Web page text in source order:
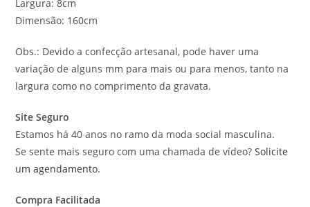
Largura: 8cm
Dimensão: 160cm
Obs.: Devido a confecção artesanal, pode haver uma
variação de alguns mm para mais ou para menos, tanto na
largura como no comprimento da gravata.
Site Seguro
Estamos há 40 anos no ramo da moda social masculina.
Se sente mais seguro com uma chamada de vídeo?Solicite
um agendamento.
Compra Facilitada